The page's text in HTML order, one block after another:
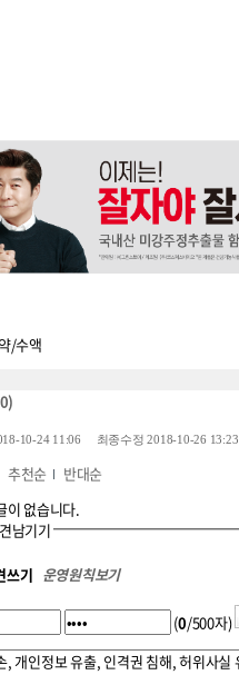
/수액
10-24 11:06 최종수정 2018-10-26 13:23
추천순
반대순
이 없습니다.
남기기
쓰기 운영원칙보기
(0/500자)